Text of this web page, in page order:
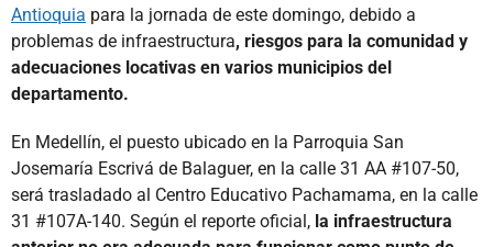
Antioquia para la jornada de este domingo, debido a
problemas de infraestructura, riesgos para la comunidad y
adecuaciones locativas en varios municipios del
departamento.
En Medellín, el puesto ubicado en la Parroquia San
Josemaría Escrivá de Balaguer, en la calle 31 AA #107-50,
será trasladado al Centro Educativo Pachamama, en la calle
31 #107A-140. Según el reporte oficial, la infraestructura